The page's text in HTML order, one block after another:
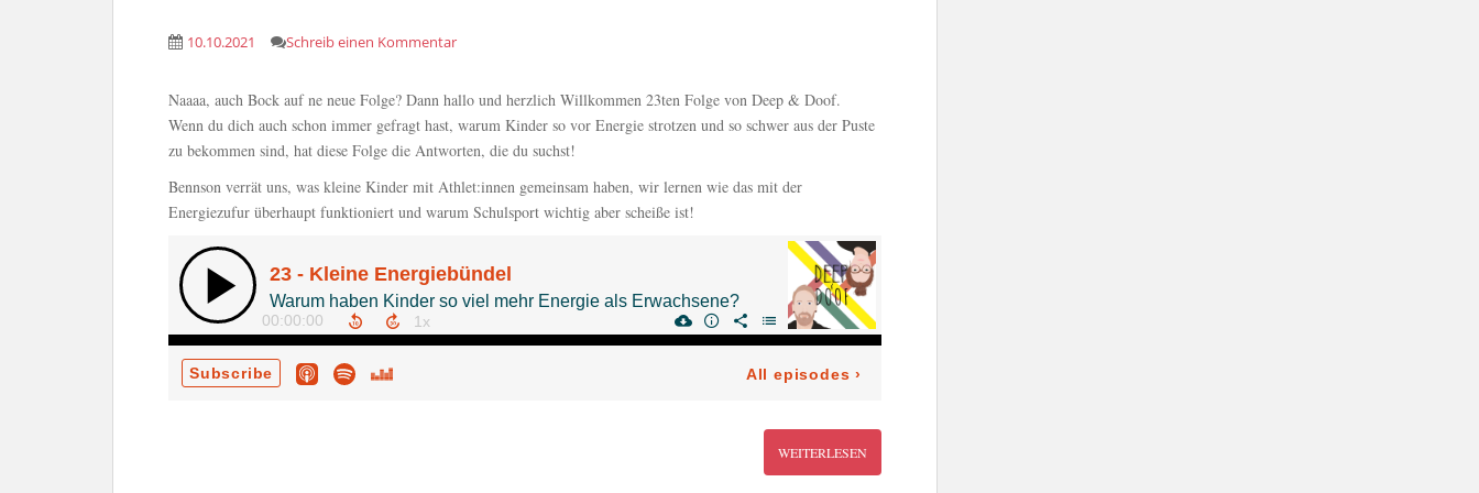
10.10.2021 Schreib einen Kommentar
Naaaa, auch Bock auf ne neue Folge? Dann hallo und herzlich Willkommen 23ten Folge von Deep & Doof.
Wenn du dich auch schon immer gefragt hast, warum Kinder so vor Energie strotzen und so schwer aus der Puste
zu bekommen sind, hat diese Folge die Antworten, die du suchst!
Bennson verrät uns, was kleine Kinder mit Athlet:innen gemeinsam haben, wir lernen wie das mit der
Energiezufur überhaupt funktioniert und warum Schulsport wichtig aber scheiße ist!
WEITERLESEN